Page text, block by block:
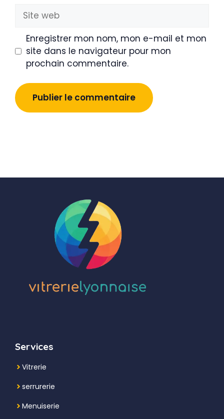
Site
web
Enregistrer mon nom, mon e-mail et mon
site dans le navigateur pour mon
prochain commentaire.
Services
Vitrerie
serrurerie
Menuiserie